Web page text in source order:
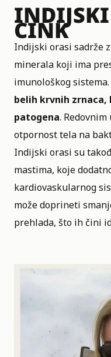
CINK
Indijski orasi sadrže
minerala koji ima
imunološkog sistema.
belih krvnih
patogena.
otpornost tela na
Indijski orasi su
mastima, koje
kardiovaskularnog
može doprineti
prehlada, što ih čini